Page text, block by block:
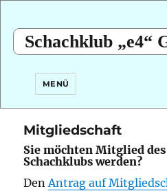
Schachklub „e4“
MENÜ
Mitgliedschaft
Sie möchten Mitglied
Schachklubs werden?
DenAntrag auf